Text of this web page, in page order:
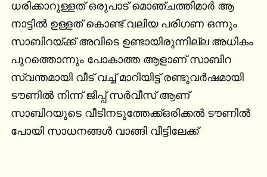
ധരിക്കാറുള്ളത് ഒരുപാട് മൊഞ്ചത്തിമാർ ആ
നാട്ടിൽ ഉള്ളത് കൊണ്ട് വലിയ പരിഗണ ഒന്നും
സാബിറയ്ക്ക് അവിടെ ഉണ്ടായിരുന്നില്ല അധികം
പുറത്തൊന്നും പോകാത്ത ആളാണ് സാബിറ
സ്വന്തമായി വീട് വച്ച് മാറിയിട്ട് രണ്ടുവർഷമായി
ടൗണിൽ നിന്ന് ജീപ്പ് സർവീസ് ആണ്
സാബിറയുടെ വീടിനടുത്തേക്ക്ഒരിക്കൽ ടൗണിൽ
പോയി സാധനങ്ങൾ വാങ്ങി വീട്ടിലേക്ക്